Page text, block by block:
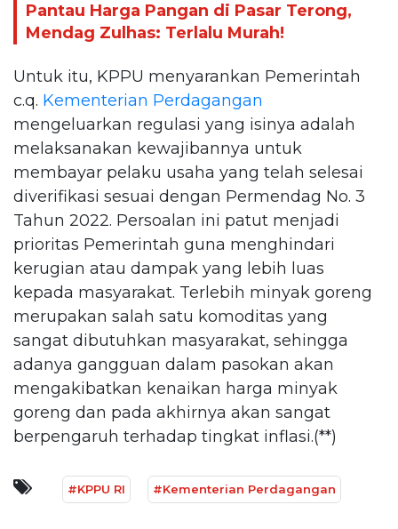
Pantau Harga Pangan di Pasar Terong,
Mendag Zulhas: Terlalu Murah!
Untuk itu, KPPU menyarankan Pemerintah
c.q. Kementerian Perdagangan
mengeluarkan regulasi yang isinya adalah
melaksanakan kewajibannya untuk
membayar pelaku usaha yang telah selesai
diverifikasi sesuai dengan Permendag No. 3
Tahun 2022. Persoalan ini patut menjadi
prioritas Pemerintah guna menghindari
kerugian atau dampak yang lebih luas
kepada masyarakat. Terlebih minyak goreng
merupakan salah satu komoditas yang
sangat dibutuhkan masyarakat, sehingga
adanya gangguan dalam pasokan akan
mengakibatkan kenaikan harga minyak
goreng dan pada akhirnya akan sangat
berpengaruh terhadap tingkat inflasi.(**)
#KPPU RI #Kementerian Perdagangan